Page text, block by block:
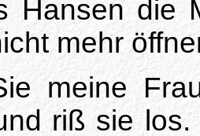
Hansen die
mehr
meine
riß sie